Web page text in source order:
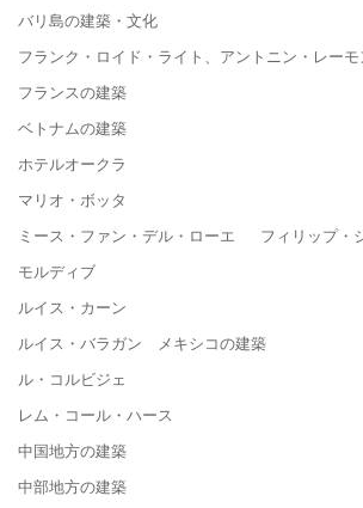
バリ島の建築・文化
フランク・ロイド・ライト、アントニン・レー
フランスの建築
ベトナムの建築
ホテルオークラ
マリオ・ボッタ
ミース・ファン・デル・ローエ フィリップ・
モルディブ
ルイス・カーン
ルイス・バラガン メキシコの建築
ル・コルビジェ
レム・コール・ハース
中国地方の建築
中部地方の建築